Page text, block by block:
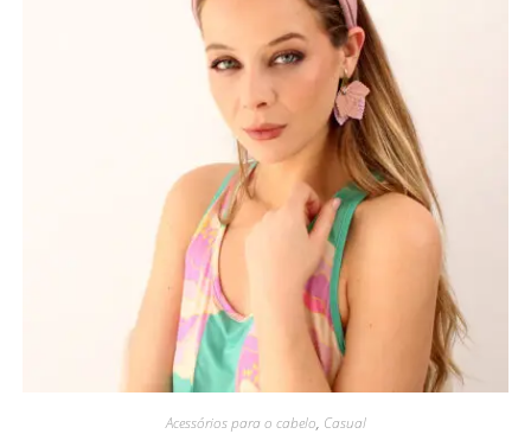
Acessórios para o cabelo, Casual